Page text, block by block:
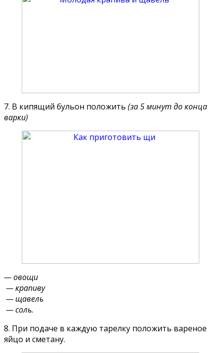
7. В кипящий бульон положить (за 5 минут до конца
варки)
— овощи
— крапиву
— щавель
— соль.
8. При подаче в каждую тарелку положить вареное
яйцо и сметану.